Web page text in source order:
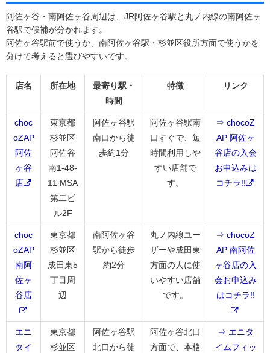
阿佐ヶ谷・南阿佐ヶ谷周辺は、JR阿佐ヶ谷駅と丸ノ内線の南阿佐ヶ
谷駅で候補が分かれます。
阿佐ヶ谷駅前で使うか、南阿佐ヶ谷駅・杉並区役所方面で使うかを
分けて考えると選びやすいです。
店名 所在地
最寄り駅・
時間
特徴 リンク
choc
oZAP
阿佐
ヶ谷
店
東京都
杉並区
阿佐谷
南1-48-
11 MSA
第二ビ
ル2F
阿佐ヶ谷駅
南口から徒
歩約1分
阿佐ヶ谷駅南
口すぐで、短
時間利用しや
すい店舗で
す。
⇒ chocoZ
AP 阿佐ヶ
谷店の入会
お申込みは
コチラ!!
choc
oZAP
南阿
佐ヶ
谷店
東京都
杉並区
成田東5
丁目周
辺
南阿佐ヶ谷
駅から徒歩
約2分
丸ノ内線ユー
ザーや成田東
方面の人に使
いやすい店舗
です。
⇒ chocoZ
AP 南阿佐
ヶ谷店の入
会お申込み
はコチラ!!
エニ
タイ
東京都
杉並区
阿佐ヶ谷駅
北口から徒
阿佐ヶ谷北口
方面で、本格
⇒ エニタ
イムフィッ